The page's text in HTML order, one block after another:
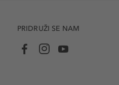
PRIDRUŽI SE NAM